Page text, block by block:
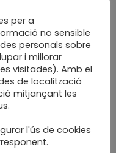
slow made
per a
no sensible
personals sobre
i millorar
visitades). Amb el
de localització
mitjançant les
l'ús de cookies